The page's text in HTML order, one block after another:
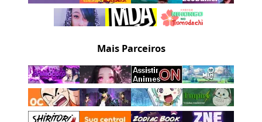
Mais Parceiros